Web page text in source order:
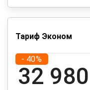
Тариф Эконом
- 40%
32